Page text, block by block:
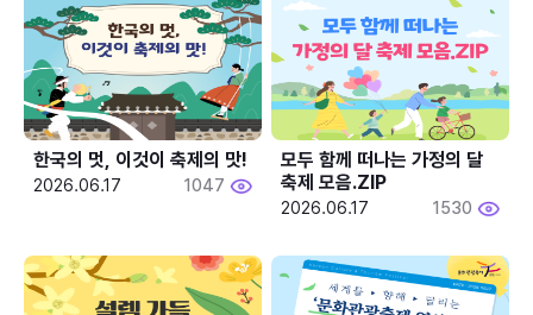
한국의 멋, 이것이 축제의 맛!
2026.06.17 1047
모두 함께 떠나는 가정의 달
축제 모음.ZIP
2026.06.17 1530